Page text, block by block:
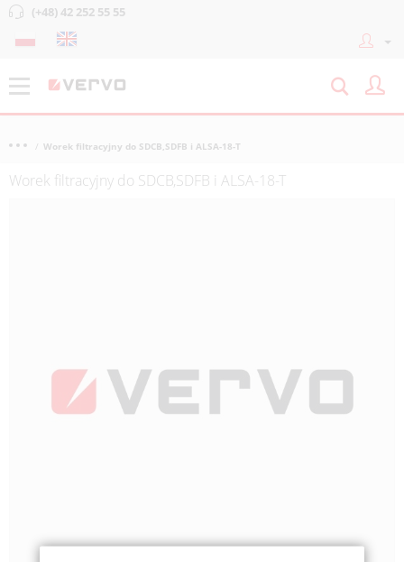
(+48) 42 252 55 55
Worek filtracyjny do SDCB,SDFB i ALSA-18-T
Worek filtracyjny do SDCB,SDFB i ALSA-18-T